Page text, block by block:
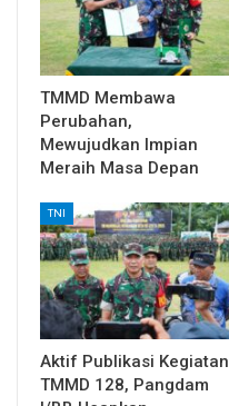
TMMD Membawa
Perubahan,
Mewujudkan Impian
Meraih Masa Depan
TNI
Aktif Publikasi Kegiatan
TMMD 128, Pangdam